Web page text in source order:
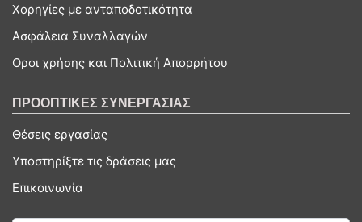
Χορηγίες με ανταποδοτικότητα
Ασφάλεια Συναλλαγών
Οροι χρήσης και Πολιτική Απορρήτου
ΠΡΟΟΠΤΙΚΕΣ ΣΥΝΕΡΓΑΣΙΑΣ
Θέσεις εργασίας
Υποστηρίξτε τις δράσεις μας
Επικοινωνία